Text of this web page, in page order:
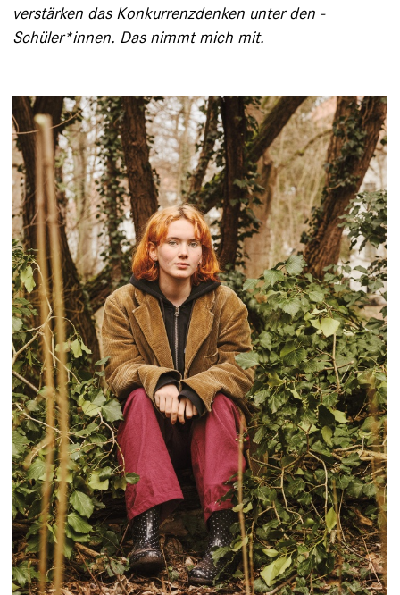
verstärken das Konkurrenzdenken unter den ­
Schüler*innen. Das nimmt mich mit.